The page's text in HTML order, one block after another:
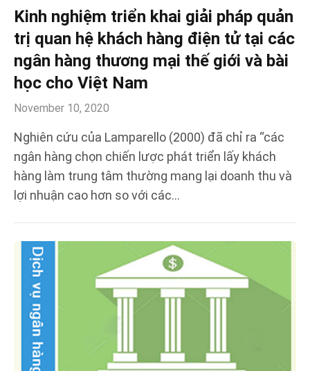
Kinh nghiệm triển khai giải pháp quản
trị quan hệ khách hàng điện tử tại các
ngân hàng thương mại thế giới và bài
học cho Việt Nam
November 10, 2020
Nghiên cứu của Lamparello (2000) đã chỉ ra “các
ngân hàng chọn chiến lược phát triển lấy khách
hàng làm trung tâm thường mang lại doanh thu và
lợi nhuận cao hơn so với các…